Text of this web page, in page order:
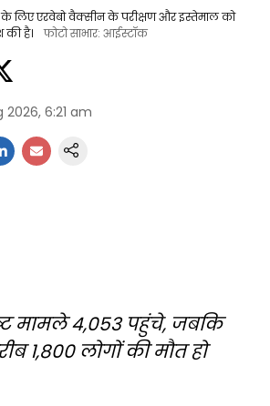
लिए एरवेबो वैक्सीन के परीक्षण और इस्तेमाल को
की है।
फोटो साभार: आईस्टॉक
2026, 6:21 am
मामले 4,053 पहुंचे, जबकि
1,800 लोगों की मौत हो